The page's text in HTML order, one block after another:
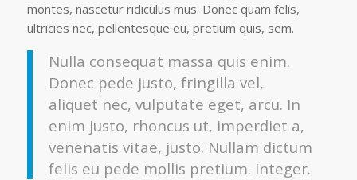
montes, nascetur ridiculus mus. Donec quam felis,
ultricies nec, pellentesque eu, pretium quis, sem.
Nulla consequat massa quis enim.
Donec pede justo, fringilla vel,
aliquet nec, vulputate eget, arcu. In
enim justo, rhoncus ut, imperdiet a,
venenatis vitae, justo. Nullam dictum
felis eu pede mollis pretium. Integer.